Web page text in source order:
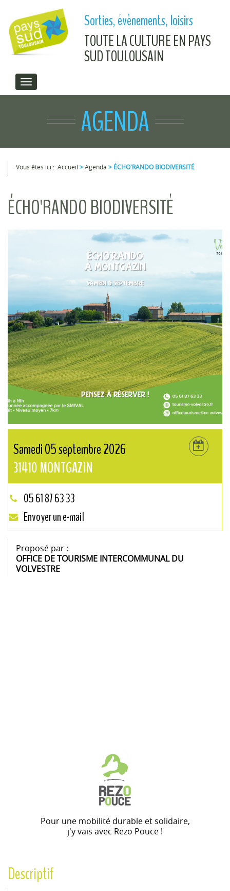
Sorties, évènements, loisirs
TOUTE LA CULTURE EN PAYS
SUD TOULOUSAIN
AGENDA
Vous êtes ici :
Vous êtes ici
Accueil >Agenda > ÉCHO'RANDO BIODIVERSITÉ
ÉCHO'RANDO BIODIVERSITÉ
Samedi 05 septembre 2026
31410MONTGAZIN
05 61 87 63 33
Envoyer un e-mail
Proposé par :
OFFICE DE TOURISME INTERCOMMUNAL DU
VOLVESTRE
Pour une mobilité durable et solidaire,
j'y vais avec Rezo Pouce !
Descriptif